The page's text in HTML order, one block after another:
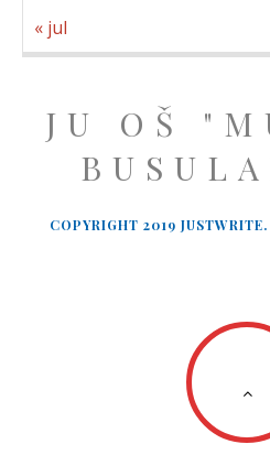
« jul
JU OŠ
COPYRIGHT 2019